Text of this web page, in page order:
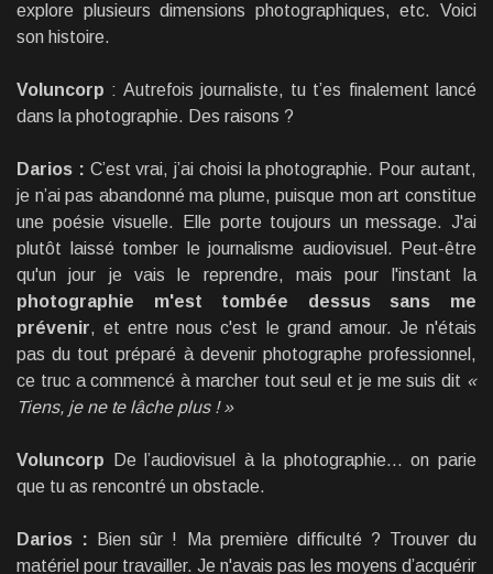
explore plusieurs dimensions photographiques, etc. Voici
son histoire.
Voluncorp : Autrefois journaliste, tu t’es finalement lancé
dans la photographie. Des raisons ?
Darios : C’est vrai, j’ai choisi la photographie. Pour autant,
je n’ai pas abandonné ma plume, puisque mon art constitue
une poésie visuelle. Elle porte toujours un message. J'ai
plutôt laissé tomber le journalisme audiovisuel. Peut-être
qu'un jour je vais le reprendre, mais pour l'instant la
photographie m'est tombée dessus sans me
prévenir, et entre nous c'est le grand amour. Je n'étais
pas du tout préparé à devenir photographe professionnel,
ce truc a commencé à marcher tout seul et je me suis dit «
Tiens, je ne te lâche plus ! »
Voluncorp De l’audiovisuel à la photographie… on parie
que tu as rencontré un obstacle.
Darios : Bien sûr ! Ma première difficulté ? Trouver du
matériel pour travailler. Je n'avais pas les moyens d’acquérir